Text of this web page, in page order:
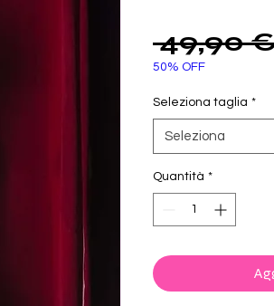
49,90
50% OFF
Seleziona taglia *
Seleziona
Quantità *